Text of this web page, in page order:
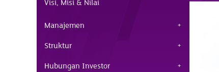
Visi, Misi & Nilai
Manajemen
Struktur
Hubungan Investor